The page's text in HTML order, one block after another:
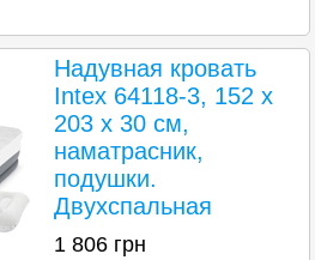
Надувная кровать
Intex 64118-3, 152 х
203 х 30 см,
наматрасник,
подушки.
Двухспальная
1 806 грн